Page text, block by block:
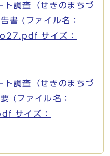
調査（せきのまちづ
書 (ファイル名：
サイズ：
調査（せきのまちづ
(ファイル名：
サイズ：